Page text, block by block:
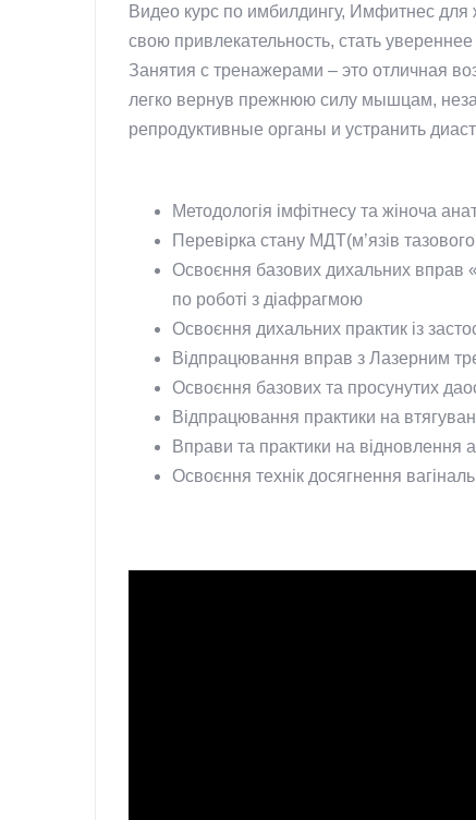
Видео курс по имбилдингу, Имфитнес
свою привлекательность, стать
Занятия с тренажерами – это отличная
легко вернув прежнюю силу мышцам,
репродуктивные органы и устранить
Методологія імфітнесу та жіноча
Перевірка стану МДТ(м’язів
Освоєння базових дихальних вправ
по роботі з діафрагмою
Освоєння дихальних практик із
Відпрацювання вправ з Лазерним
Освоєння базових та просунутих
Відпрацювання практики на
Вправи та практики на відновлення
Освоєння технік досягнення